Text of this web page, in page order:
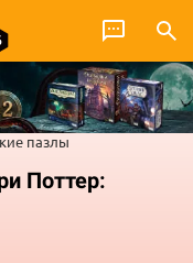
пазлы
Поттер: